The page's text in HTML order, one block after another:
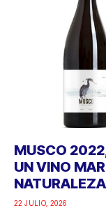
MUSCO
UN VINO
NATURALEZA
22 JULIO, 2026